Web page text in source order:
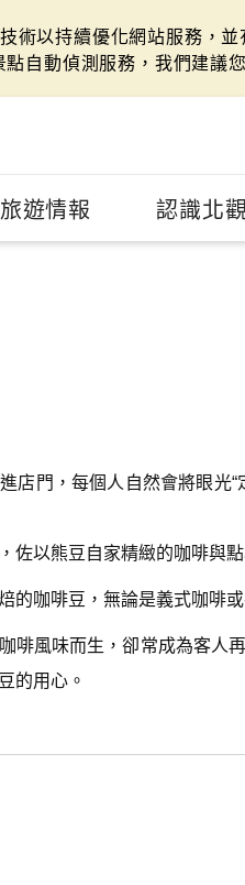
術以持續優化網站服務，
自動偵測服務，我們建議
旅遊情報 認識北
店門，每個人自然會將眼光
佐以熊豆自家精緻的咖啡與
的咖啡豆，無論是義式咖啡
啡風味而生，卻常成為客人
的用心。